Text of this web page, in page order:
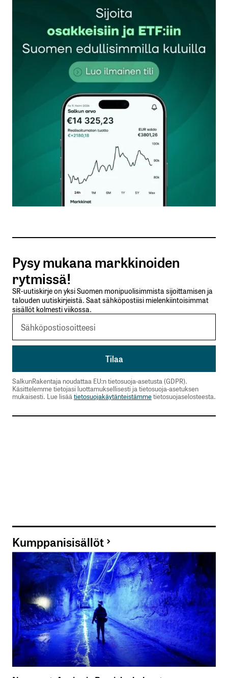
Sähköpostiosoitettasi ei julkaista.Pakolliset
kentät on merkitty*
Kommentti*
Nimesi tai nimimerkkisi
Sähköpostiosoitteesi
Tilaa SalkunRakentajan uutiskirje
Lähetä kommentti
Pysy mukana markkinoiden
rytmissä!
SR-uutiskirje on yksi Suomen monipuolisimmista sijoittamisen ja
talouden uutiskirjeistä. Saat sähköpostiisi mielenkiintoisimmat
sisällöt kolmesti viikossa.
SalkunRakentaja noudattaa EU:n tietosuoja-asetusta (GDPR).
Käsittelemme tietojasi luottamuksellisesti ja tietosuoja-asetuksen
mukaisesti. Lue lisäätietosuojakäytänteistämmetietosuojaselosteesta.
Kumppanisisällöt